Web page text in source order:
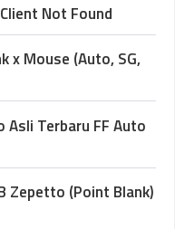
Not Found
x Mouse (Auto, SG,
Asli Terbaru FF Auto
Zepetto (Point Blank)